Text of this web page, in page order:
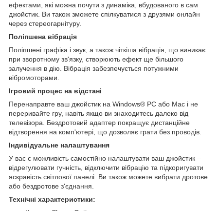
ефектами, які можна почути з динаміка, вбудованого в сам
джойстик. Ви також зможете спілкуватися з друзями онлайн
через стереогарнітуру.
Поліпшена вібрація
Поліпшені графіка і звук, а також чіткіша вібрація, що виникає
при зворотному зв'язку, створюють ефект ще більшого
залучення в дію. Вібрація забезпечується потужними
вібромоторами.
Ігровий процес на відстані
Перенаправте ваш джойстик на Windows® PC або Mac і не
переривайте гру, навіть якщо ви знаходитесь далеко від
телевізора. Бездротовий адаптер покращує дистанційне
відтворення на комп'ютері, що дозволяє грати без проводів.
Індивідуальне налаштування
У вас є можливість самостійно налаштувати ваш джойстик –
відрегулювати гучність, відключити вібрацію та підкоригувати
яскравість світлової панелі. Ви також можете вибрати дротове
або бездротове з'єднання.
Технічні характеристики: